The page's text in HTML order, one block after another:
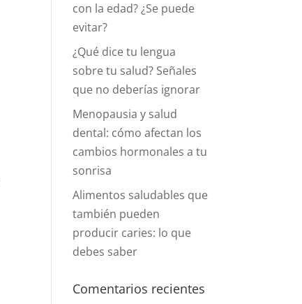
con la edad? ¿Se puede
evitar?
¿Qué dice tu lengua
sobre tu salud? Señales
que no deberías ignorar
Menopausia y salud
dental: cómo afectan los
cambios hormonales a tu
sonrisa
Alimentos saludables que
también pueden
producir caries: lo que
debes saber
Comentarios recientes